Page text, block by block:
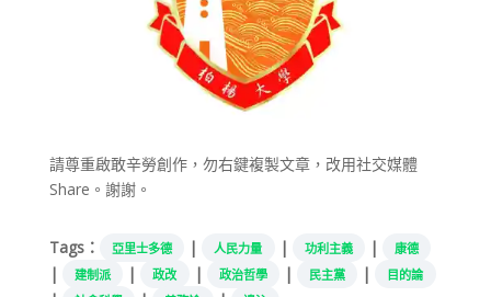
請尊重啟敢辛勞創作，勿右鍵複製文章，改用社交媒體
Share。謝謝。
Tags： 亞里士多德 | 人民力量 | 功利主義 | 康德
| 建制派 | 政改 | 政治哲學 | 民主黨 | 目的論